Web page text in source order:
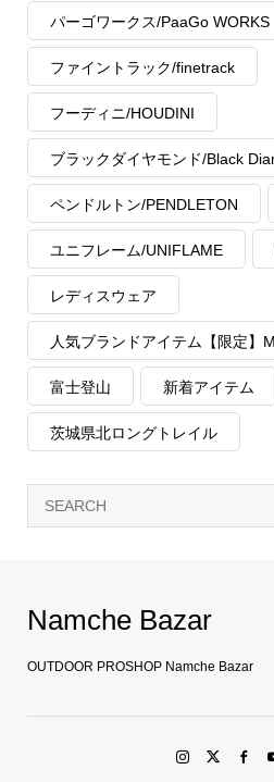
パーゴワークス/PaaGo WORKS
ファイントラック/finetrack
フーディニ/HOUDINI
ブラックダイヤモンド/Black
ペンドルトン/PENDLETON
ユニフレーム/UNIFLAME
レディスウェア
人気ブランドアイテム【限定】
富士登山 新着アイテム
茨城県北ロングトレイル
Namche Bazar
OUTDOOR PROSHOP Namche Bazar